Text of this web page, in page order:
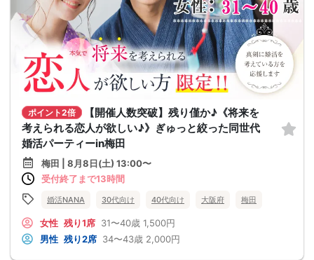
ポイント2倍
【開催人数突破】残り僅か♪《将来を
考えられる恋人が欲しい♪》ぎゅっと絞った同世代
婚活パーティーin梅田
梅田 | 8月8日(土) 13:00〜
受付終了まで13時間
婚活NANA 30代向け 40代向け 大阪府 梅田
女性 残り1席 31〜40歳 1,500円
男性 残り2席 34〜43歳 2,000円